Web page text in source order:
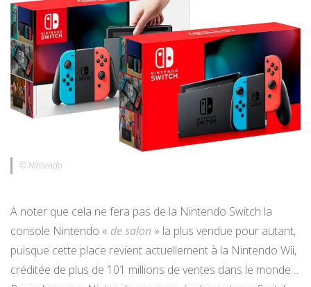
© Nintendo
A noter que cela ne fera pas de la Nintendo Switch la
console Nintendo « de salon » la plus vendue pour autant,
puisque cette place revient actuellement à la Nintendo Wii,
créditée de plus de 101 millions de ventes dans le monde…